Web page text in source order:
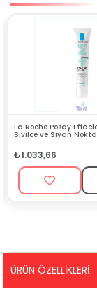
Effaclar Duo+ M
Nokta Kremi 40 ml
ÜRÜN ÖZELLIKLERI